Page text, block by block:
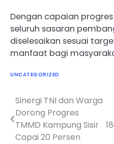
Dengan capaian
seluruh sasaran
diselesaikan sesuai
manfaat bagi
UNCATEGORIZED
Navigasi
pos
Sinergi TNI dan Warga
Dorong Progres
TMMD Kampung Sisir
Capai 20 Persen